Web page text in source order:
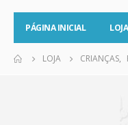
PÁGINA INICIAL LOJA
LOJA CRIANÇAS,